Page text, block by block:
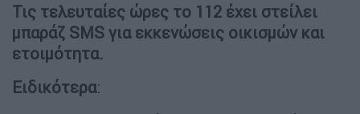
Τις τελευταίες ώρες το 112 έχει στείλει
μπαράζ SMS για εκκενώσεις οικισμών και
ετοιμότητα.
Ειδικότερα: